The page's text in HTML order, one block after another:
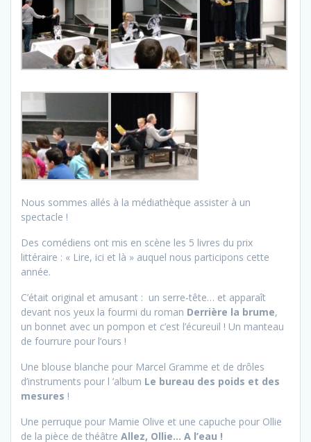
Nous sommes allés à la médiathèque assister à un
spectacle !
Des comédiens ont mis en scène les 5 livres du prix
littéraire : « Lire, ici et là » auquel nous participons cette
année.
C’était original et amusant : un serre-tête… et apparaît
devant nos yeux la fourmi du roman Derrière la brume,
un bonnet avec un pompon et c’est l’écureuil ! Un manteau
de fourrure pour l’ours !
Une blouse blanche pour Marcel Gramme et de drôles
d’instruments pour l ’album Le bureau des poids et des
mesures !
Une perruque pour Mamie Olive et une capuche pour Ollie
de la pièce de théâtre Allez, Ollie… A l’eau !